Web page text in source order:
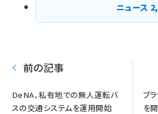
ニュース
前の記事
DeNA、私有地での無人運転バ
スの交通システムを運用開始
ブ
を